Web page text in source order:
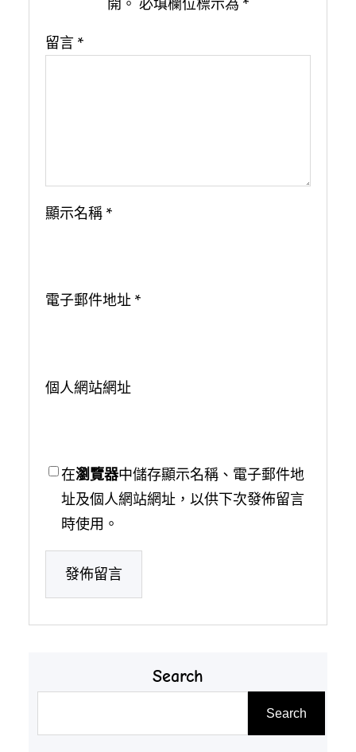
留言 *
顯示名稱 *
電子郵件地址 *
個人網站網址
在瀏覽器中儲存顯示名稱、電子郵件地
址及個人網站網址，以供下次發佈留言
時使用。
Search
Search